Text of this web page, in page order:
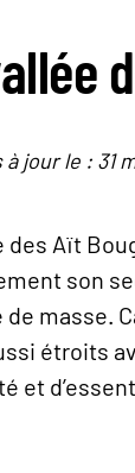
à jour le : 31
Aït
son
masse.
étroits
et